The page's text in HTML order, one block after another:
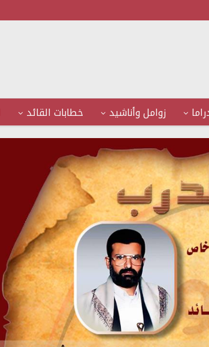
زوامل وأناشيد خطابات القائد